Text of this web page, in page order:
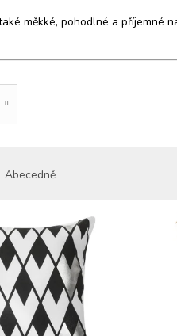
měkké, pohodlné a příjemné
Abecedně